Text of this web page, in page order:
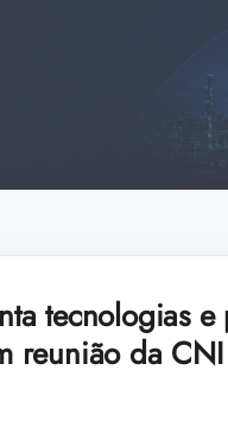
tecnologias
reunião da CNI